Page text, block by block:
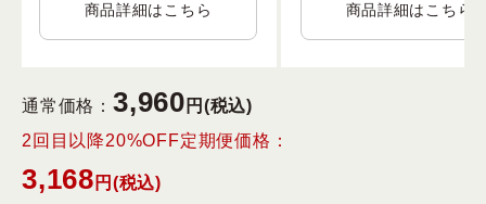
商品詳細はこちら 商品詳細はこちら
通常価格： 3,960 円(税込)
2回目以降20%OFF定期便価格：
3,168 円(税込)